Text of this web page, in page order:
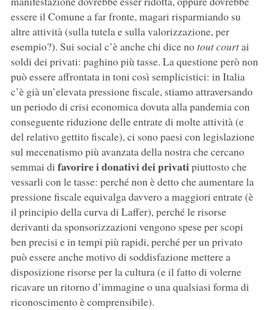
essere il Comune a far fronte, magari risparmiando su
altre attività (sulla tutela e sulla valorizzazione, per
esempio?). Sui social c’è anche chi dice notout courtai
soldi dei privati: paghino più tasse. La questione però non
può essere affrontata in toni così semplicistici: in Italia
c’è già un’elevata pressione fiscale, stiamo attraversando
un periodo di crisi economica dovuta alla pandemia con
conseguente riduzione delle entrate di molte attività (e
del relativo gettito fiscale), ci sono paesi con legislazione
sul mecenatismo più avanzata della nostra che cercano
semmai di favorire i donativi dei privatipiuttosto che
vessarli con le tasse: perché non è detto che aumentare la
pressione fiscale equivalga davvero a maggiori entrate (è
il principio della curva di Laffer), perché le risorse
derivanti da sponsorizzazioni vengono spese per scopi
ben precisi e in tempi più rapidi, perché per un privato
può essere anche motivo di soddisfazione mettere a
disposizione risorse per la cultura (e il fatto di volerne
ricavare un ritorno d’immagine o una qualsiasi forma di
riconoscimento è comprensibile).